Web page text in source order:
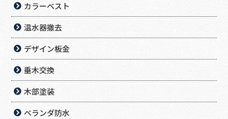
カラーベスト
温水器撤去
デザイン板金
垂木交換
木部塗装
ベランダ防水